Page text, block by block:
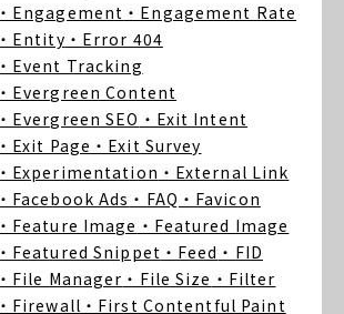
・Engagement ・Engagement Rate
・Entity ・Error 404
・Event Tracking
・Evergreen Content
・Evergreen SEO ・Exit Intent
・Exit Page ・Exit Survey
・Experimentation ・External Link
・Facebook Ads ・FAQ ・Favicon
・Feature Image ・Featured Image
・Featured Snippet ・Feed ・FID
・File Manager ・File Size ・Filter
・Firewall ・First Contentful Paint